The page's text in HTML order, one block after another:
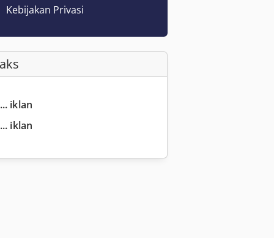
Kebijakan Privasi
iklan
iklan